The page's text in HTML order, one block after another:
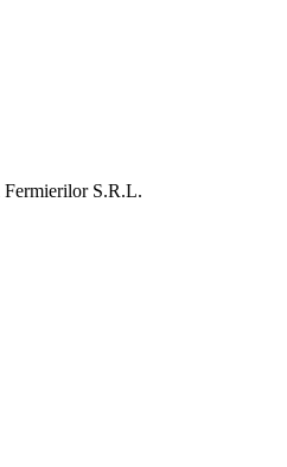
Fermierilor S.R.L.